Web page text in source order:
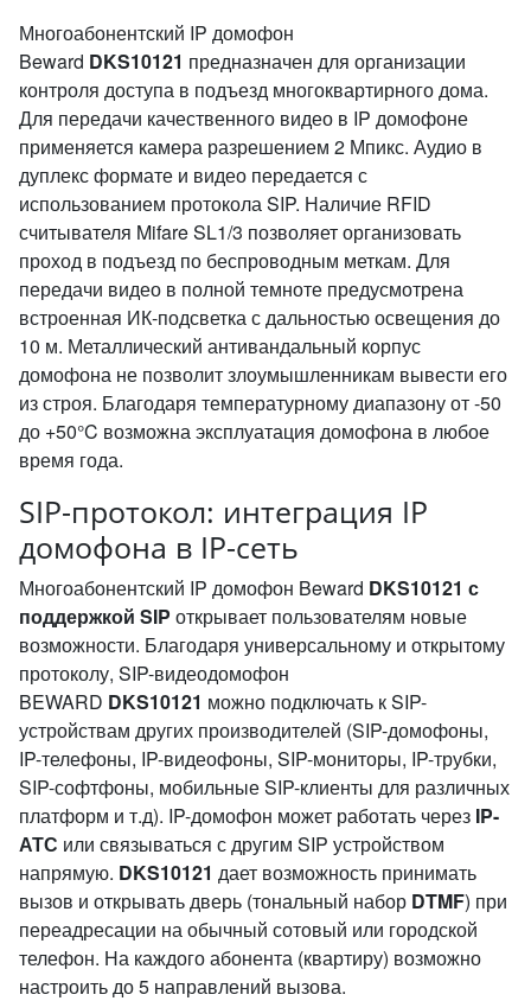
Многоабонентский IP домофон
Beward DKS10121 предназначен для организации
контроля доступа в подъезд многоквартирного дома.
Для передачи качественного видео в IP домофоне
применяется камера разрешением 2 Мпикс. Аудио в
дуплекс формате и видео передается с
использованием протокола SIP. Наличие RFID
считывателя Mifare SL1/3 позволяет организовать
проход в подъезд по беспроводным меткам. Для
передачи видео в полной темноте предусмотрена
встроенная ИК-подсветка с дальностью освещения до
10 м. Металлический антивандальный корпус
домофона не позволит злоумышленникам вывести его
из строя. Благодаря температурному диапазону от -50
до +50°C возможна эксплуатация домофона в любое
время года.
SIP-протокол: интеграция IP
домофона в IP-сеть
Многоабонентский IP домофон Beward DKS10121 с
поддержкой SIP открывает пользователям новые
возможности. Благодаря универсальному и открытому
протоколу, SIP-видеодомофон
BEWARD DKS10121 можно подключать к SIP-
устройствам других производителей (SIP-домофоны,
IP-телефоны, IP-видеофоны, SIP-мониторы, IP-трубки,
SIP-софтфоны, мобильные SIP-клиенты для различных
платформ и т.д). IP-домофон может работать через IP-
АТС или связываться с другим SIP устройством
напрямую. DKS10121 дает возможность принимать
вызов и открывать дверь (тональный набор DTMF) при
переадресации на обычный сотовый или городской
телефон. На каждого абонента (квартиру) возможно
настроить до 5 направлений вызова.